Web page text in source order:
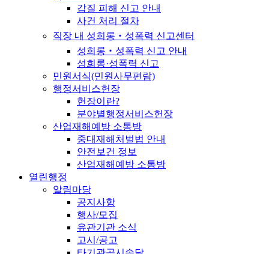
갑질 피해 신고 안내
사건 처리 절차
직장 내 성희롱‧성폭력 신고센터
성희롱‧성폭력 신고 안내
성희롱·성폭력 신고
민원서식(민원사무편람)
행정서비스헌장
헌장이란?
분야별행정서비스헌장
산업재해예방 소통방
중대재해처벌법 안내
안전보건 정보
산업재해예방 소통방
열린행정
알림마당
공지사항
행사/모집
유관기관 소식
고시/공고